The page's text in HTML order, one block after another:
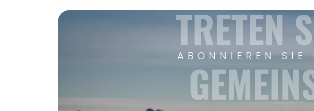
ABONNIEREN SIE
TRETEN